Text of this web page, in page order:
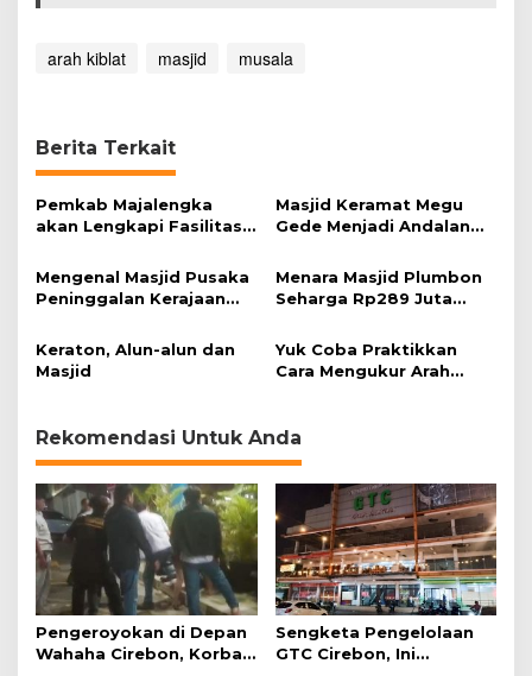
t
arah kiblat masjid musala
Berita Terkait
Pemkab Majalengka
akan Lengkapi Fasilitas
Masjid Keramat Megu
Gede Menjadi Andalan
Mengenal Masjid Pusaka
Peninggalan Kerajaan
Menara Masjid Plumbon
Seharga Rp289 Juta
siap Kena Denda Sesuai
Kontrak!
Keraton, Alun-alun dan
Masjid
Yuk Coba Praktikkan
Cara Mengukur Arah
Rekomendasi Untuk Anda
Pengeroyokan di Depan
Wahaha Cirebon, Korban
Sengketa Pengelolaan
GTC Cirebon, Ini